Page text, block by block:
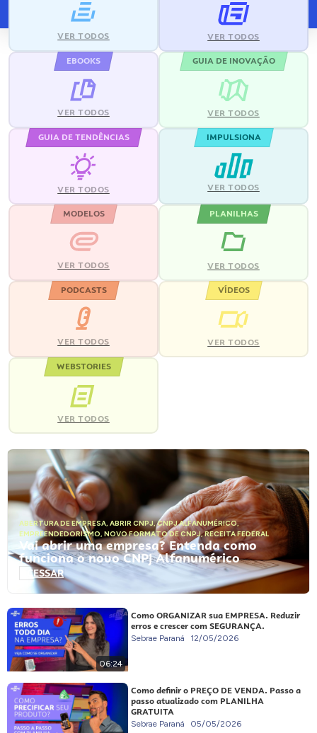
VER TODOS VER TODOS
EBOOKS
VER TODOS
GUIA DE INOVAÇÃO
VER TODOS
GUIA DE TENDÊNCIAS
VER TODOS
IMPULSIONA
VER TODOS
MODELOS
VER TODOS
PLANILHAS
VER TODOS
PODCASTS
VER TODOS
VÍDEOS
VER TODOS
WEBSTORIES
VER TODOS
ABERTURA DE EMPRESA, ABRIR CNPJ,CNPJ ALFANUMÉRICO,
EMPREENDEDORISMO, NOVO FORMATO DE CNPJ,RECEITA FEDERAL
Vai abrir uma empresa? Entenda como
funciona o novo CNPJ Alfanumérico
ACESSAR
06:24
Como ORGANIZAR sua EMPRESA. Reduzir
erros e crescer com SEGURANÇA.
Sebrae Paraná 12/05/2026
Como definir o PREÇO DE VENDA. Passo a
passo atualizado com PLANILHA
GRATUITA
Sebrae Paraná 05/05/2026